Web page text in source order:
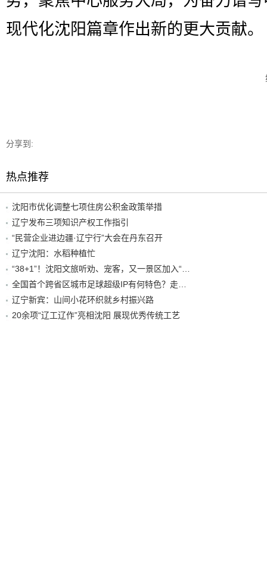
现代化沈阳篇章作出新的更大贡献。
分享到:
热点推荐
沈阳市优化调整七项住房公积金政策举措
辽宁发布三项知识产权工作指引
“民营企业进边疆·辽宁行”大会在丹东召开
辽宁沈阳：水稻种植忙
“38+1”！沈阳文旅听劝、宠客，又一景区加入“东北超”优惠名单！
全国首个跨省区城市足球超级IP有何特色？走进沈阳现场去看看
辽宁新宾：山间小花环织就乡村振兴路
20余项“辽工辽作”亮相沈阳 展现优秀传统工艺